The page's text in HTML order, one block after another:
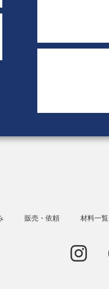
販売・依頼 材料一覧